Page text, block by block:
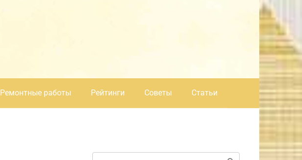
Ремонтные работы Рейтинги Советы Статьи